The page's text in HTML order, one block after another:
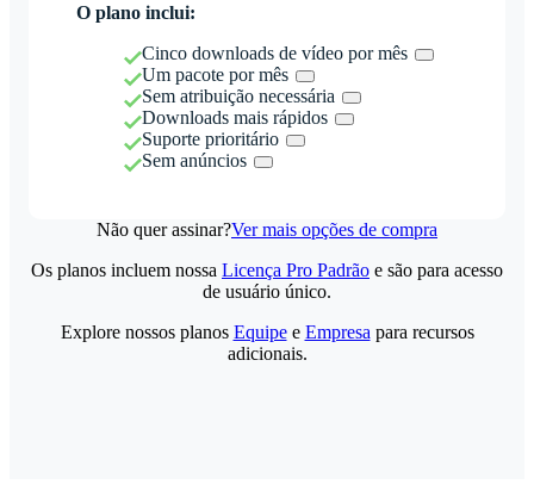
O plano inclui:
Cinco downloads de vídeo por mês
Um pacote por mês
Sem atribuição necessária
Downloads mais rápidos
Suporte prioritário
Sem anúncios
Não quer assinar?Ver mais opções de compra
Os planos incluem nossa Licença Pro Padrão e são para acesso
de usuário único.
Explore nossos planos Equipee Empresa para recursos
adicionais.